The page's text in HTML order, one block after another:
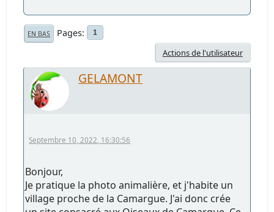
EN BAS Pages 1
Actions de l'utilisateur
GELAMONT
Septembre 10, 2022, 16:30:56
Bonjour,
Je pratique la photo animalière, et j'habite un
village proche de la Camargue. J'ai donc crée